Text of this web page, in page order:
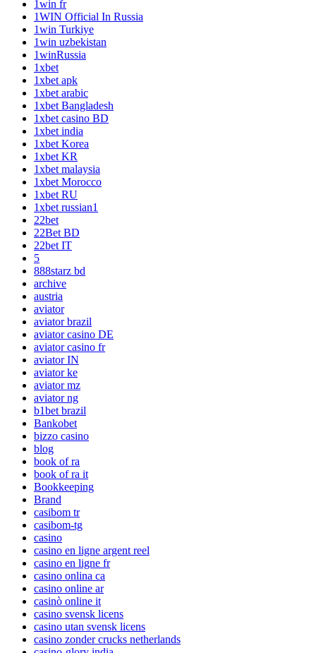
1win fr
1WIN Official In Russia
1win Turkiye
1win uzbekistan
1winRussia
1xbet
1xbet apk
1xbet arabic
1xbet Bangladesh
1xbet casino BD
1xbet india
1xbet Korea
1xbet KR
1xbet malaysia
1xbet Morocco
1xbet RU
1xbet russian1
22bet
22Bet BD
22bet IT
5
888starz bd
archive
austria
aviator
aviator brazil
aviator casino DE
aviator casino fr
aviator IN
aviator ke
aviator mz
aviator ng
b1bet brazil
Bankobet
bizzo casino
blog
book of ra
book of ra it
Bookkeeping
Brand
casibom tr
casibom-tg
casino
casino en ligne argent reel
casino en ligne fr
casino onlina ca
casino online ar
casinò online it
casino svensk licens
casino utan svensk licens
casino zonder crucks netherlands